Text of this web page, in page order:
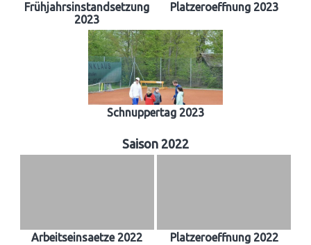
Frühjahrsinstandsetzung
2023
Platzeroeffnung 2023
Schnuppertag 2023
Saison 2022
Arbeitseinsaetze 2022 Platzeroeffnung 2022